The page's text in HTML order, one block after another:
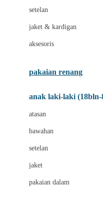
Buds Organics
Bugaboo
C
setelan
jaket & kardigan
aksesoris
pakaian renang
anak laki-laki
atasan
bawahan
setelan
jaket
pakaian dalam